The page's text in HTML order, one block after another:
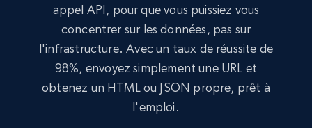
appel API, pour que vous puissiez vous
concentrer sur les données, pas sur
l'infrastructure. Avec un taux de réussite de
98%, envoyez simplement une URL et
obtenez un HTML ou JSON propre, prêt à
l'emploi.